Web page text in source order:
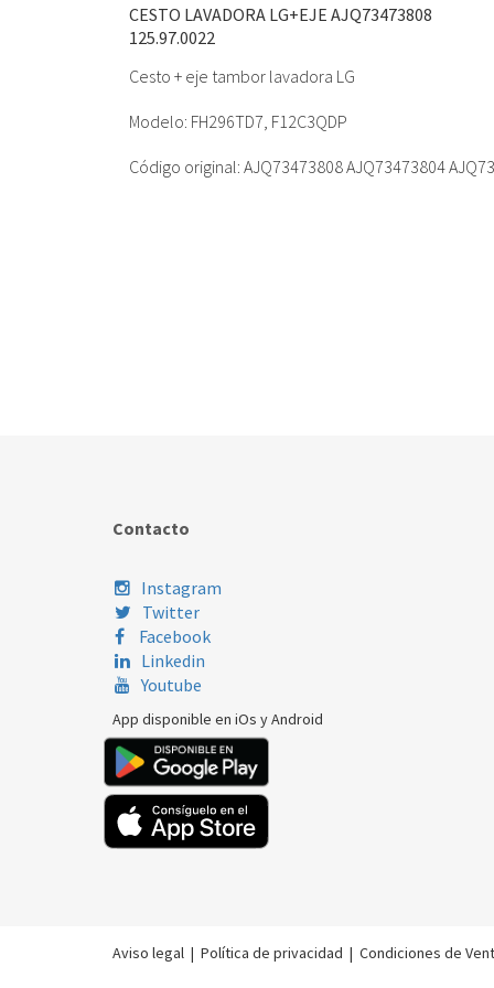
CESTO LAVADORA LG+EJE AJQ73473808
125.97.0022
Cesto + eje tambor lavadora LG
Modelo: FH296TD7, F12C3QDP
Código original: AJQ73473808 AJQ73473804
Contacto
Instagram
Twitter
Facebook
Linkedin
Youtube
App disponible en iOs y Android
Aviso legal | Política de privacidad | Condiciones de